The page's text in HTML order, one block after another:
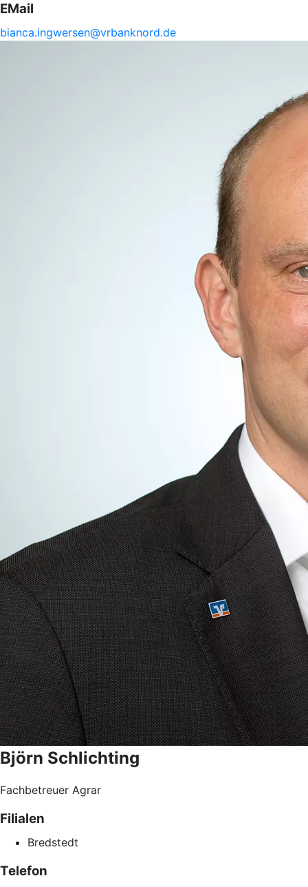
EMail
bianca.ingwersen@vrbanknord.de
Björn Schlichting
Fachbetreuer Agrar
Filialen
Bredstedt
Telefon